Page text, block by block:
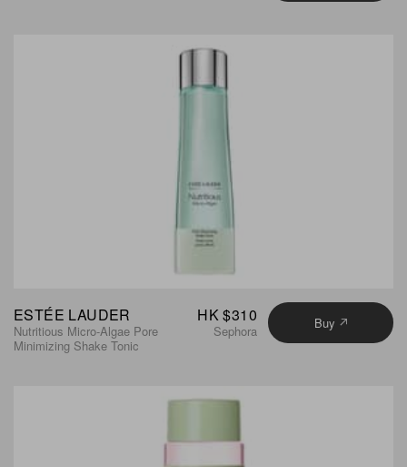
ESTÉE LAUDER
Nutritious Micro-Algae Pore
Minimizing Shake Tonic
HK $310
Sephora Buy